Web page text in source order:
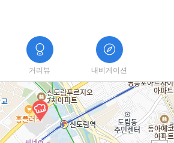
거리뷰 내비게이션